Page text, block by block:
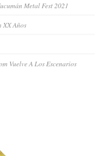
Metal Fest 2021
XX Años
Vuelve A Los Escenarios